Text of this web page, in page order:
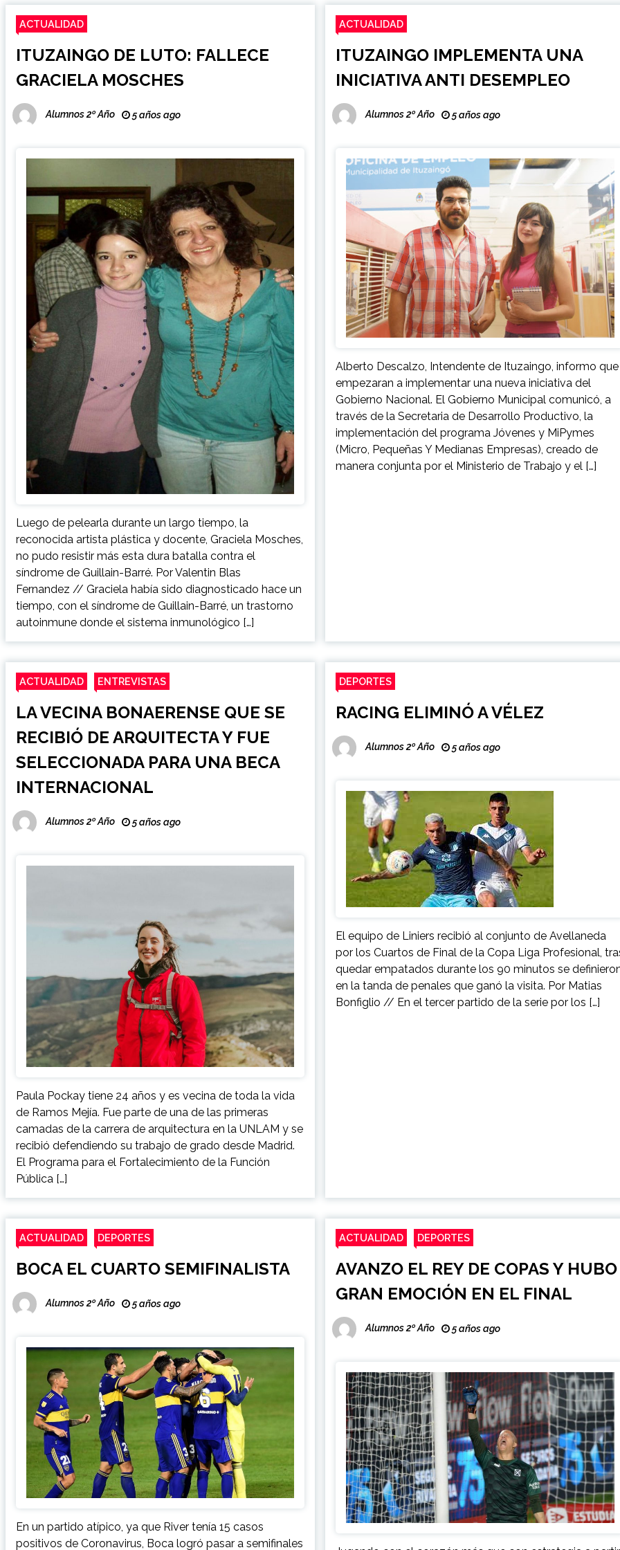
ACTUALIDAD
ITUZAINGO DE LUTO: FALLECE
GRACIELA MOSCHES
Alumnos 2º Año 5 años ago
Luego de pelearla durante un largo tiempo, la
reconocida artista plástica y docente, Graciela Mosches,
no pudo resistir más esta dura batalla contra el
síndrome de Guillain-Barré. Por Valentin Blas
Fernandez // Graciela había sido diagnosticado hace un
tiempo, con el síndrome de Guillain-Barré, un trastorno
autoinmune donde el sistema inmunológico […]
ACTUALIDAD
ITUZAINGO IMPLEMENTA UNA
INICIATIVA ANTI DESEMPLEO
Alumnos 2º Año 5 años ago
Alberto Descalzo, Intendente de Ituzaingo, informo que
empezaran a implementar una nueva iniciativa del
Gobierno Nacional. El Gobierno Municipal comunicó, a
través de la Secretaria de Desarrollo Productivo, la
implementación del programa Jóvenes y MiPymes
(Micro, Pequeñas Y Medianas Empresas), creado de
manera conjunta por el Ministerio de Trabajo y el […]
ACTUALIDAD ENTREVISTAS
LA VECINA BONAERENSE QUE SE
RECIBIÓ DE ARQUITECTA Y FUE
SELECCIONADA PARA UNA BECA
INTERNACIONAL
Alumnos 2º Año 5 años ago
Paula Pockay tiene 24 años y es vecina de toda la vida
de Ramos Mejía. Fue parte de una de las primeras
camadas de la carrera de arquitectura en la UNLAM y se
recibió defendiendo su trabajo de grado desde Madrid.
El Programa para el Fortalecimiento de la Función
Pública […]
DEPORTES
RACING ELIMINÓ A VÉLEZ
Alumnos 2º Año 5 años ago
El equipo de Liniers recibió al conjunto de Avellaneda
por los Cuartos de Final de la Copa Liga Profesional,
quedar empatados durante los 90 minutos se
en la tanda de penales que ganó la visita. Por Matias
Bonfiglio // En el tercer partido de la serie por los […]
ACTUALIDAD DEPORTES
BOCA EL CUARTO SEMIFINALISTA
Alumnos 2º Año 5 años ago
En un partido atípico, ya que River tenía 15 casos
positivos de Coronavirus, Boca logró pasar a semifinales
ACTUALIDAD DEPORTES
AVANZO EL REY DE COPAS Y HUBO
GRAN EMOCIÓN EN EL FINAL
Alumnos 2º Año 5 años ago